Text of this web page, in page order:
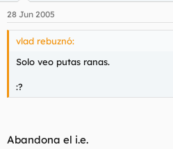
28 Jun 2005
vlad rebuznó:
Solo veo putas ranas.
:?
Abandona el i.e.